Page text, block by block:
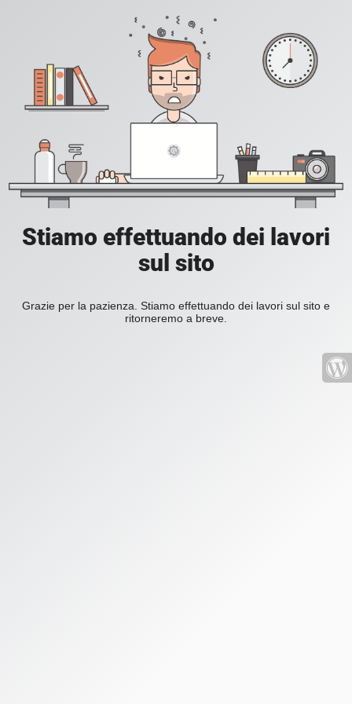
Stiamo effettuando dei lavori
sul sito
Grazie per la pazienza. Stiamo effettuando dei lavori sul sito e
ritorneremo a breve.